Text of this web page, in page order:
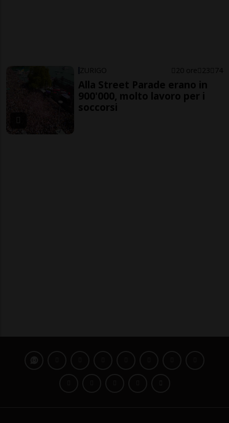
ZURIGO 20 ore 23 74
Alla Street Parade erano in
900'000, molto lavoro per i
soccorsi